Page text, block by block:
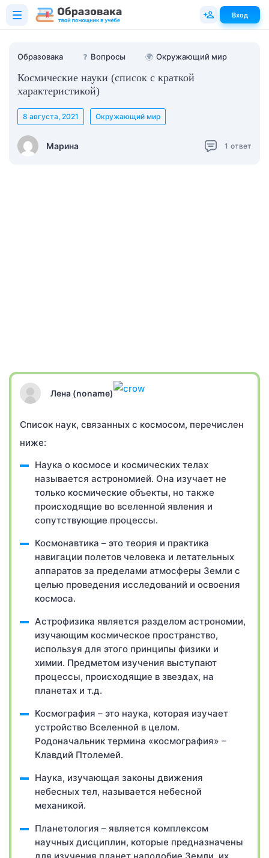
Образовака ❓ Вопросы 🌍 Окружающий мир
Космические науки (список с краткой
характеристикой)
Марина
8 августа, 2021 Окружающий мир
1 ответ
Лена (noname)
Список наук, связанных с космосом, перечислен
ниже:
Наука о космосе и космических телах
называется астрономией. Она изучает не
только космические объекты, но также
происходящие во вселенной явления и
сопутствующие процессы.
Космонавтика – это теория и практика
навигации полетов человека и летательных
аппаратов за пределами атмосферы Земли с
целью проведения исследований и освоения
космоса.
Астрофизика является разделом астрономии,
изучающим космическое пространство,
используя для этого принципы физики и
химии. Предметом изучения выступают
процессы, происходящие в звездах, на
планетах и т.д.
Космография – это наука, которая изучает
устройство Вселенной в целом.
Родоначальник термина «космография» –
Клавдий Птолемей.
Наука, изучающая законы движения
небесных тел, называется небесной
механикой.
Планетология – является комплексом
научных дисциплин, которые предназначены
Вход